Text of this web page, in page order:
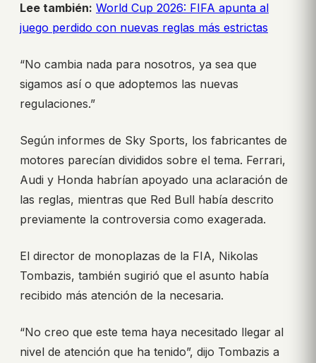
Lee también: World Cup 2026: FIFA apunta al
juego perdido con nuevas reglas más estrictas
“No cambia nada para nosotros, ya sea que
sigamos así o que adoptemos las nuevas
regulaciones.”
Según informes de Sky Sports, los fabricantes de
motores parecían divididos sobre el tema. Ferrari,
Audi y Honda habrían apoyado una aclaración de
las reglas, mientras que Red Bull había descrito
previamente la controversia como exagerada.
El director de monoplazas de la FIA, Nikolas
Tombazis, también sugirió que el asunto había
recibido más atención de la necesaria.
“No creo que este tema haya necesitado llegar al
nivel de atención que ha tenido”, dijo Tombazis a